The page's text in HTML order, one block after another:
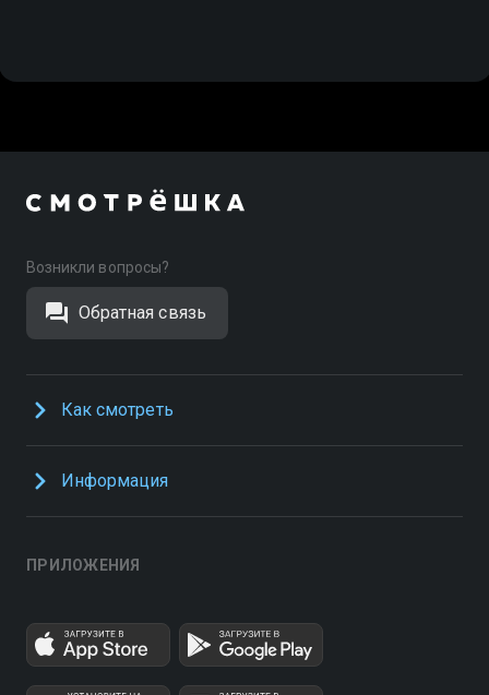
Возникли вопросы?
Обратная связь
Как смотреть
Информация
ПРИЛОЖЕНИЯ